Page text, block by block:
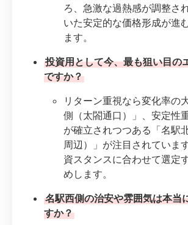
ろ、急激な過熱感が調整さ
いた安定的な価格形成が進
ます。
投資用として今、最も狙い目の
ですか？
リターン重視なら変化率の
側（太閤通口）」、安定性
が確立されつつある「名駅
周辺）」が注目されていま
資スタンスに合わせて選定
めします。
名駅西側の治安や雰囲気は本当
すか？